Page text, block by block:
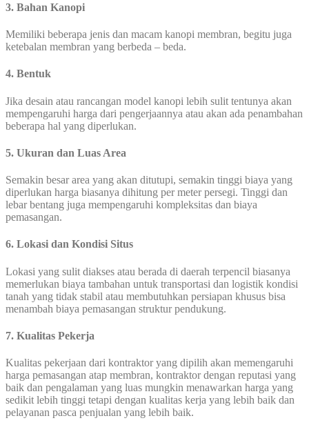
3. Bahan Kanopi
Memiliki beberapa jenis dan macam kanopi membran, begitu juga
ketebalan membran yang berbeda – beda.
4. Bentuk
Jika desain atau rancangan model kanopi lebih sulit tentunya akan
mempengaruhi harga dari pengerjaannya atau akan ada penambahan
beberapa hal yang diperlukan.
5. Ukuran dan Luas Area
Semakin besar area yang akan ditutupi, semakin tinggi biaya yang
diperlukan harga biasanya dihitung per meter persegi. Tinggi dan
lebar bentang juga mempengaruhi kompleksitas dan biaya
pemasangan.
6. Lokasi dan Kondisi Situs
Lokasi yang sulit diakses atau berada di daerah terpencil biasanya
memerlukan biaya tambahan untuk transportasi dan logistik kondisi
tanah yang tidak stabil atau membutuhkan persiapan khusus bisa
menambah biaya pemasangan struktur pendukung.
7. Kualitas Pekerja
Kualitas pekerjaan dari kontraktor yang dipilih akan memengaruhi
harga pemasangan atap membran, kontraktor dengan reputasi yang
baik dan pengalaman yang luas mungkin menawarkan harga yang
sedikit lebih tinggi tetapi dengan kualitas kerja yang lebih baik dan
pelayanan pasca penjualan yang lebih baik.